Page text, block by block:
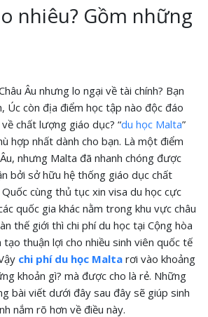
nhiêu? Gồm những
Âu nhưng lo ngại về tài chính? Bạn
Úc còn địa điểm học tập nào độc đáo
chất lượng giáo dục? “du học Malta”
hợp nhất dành cho bạn. Là một điểm
nhưng Malta đã nhanh chóng được
bởi sở hữu hệ thống giáo dục chất
cùng thủ tục xin visa du học cực
quốc gia khác nằm trong khu vực châu
thế giới thì chi phí du học tại Cộng hòa
thuận lợi cho nhiều sinh viên quốc tế
chi phí du học Malta rơi vào khoảng
khoản gì? mà được cho là rẻ. Những
bài viết dưới đây sau đây sẽ giúp sinh
nắm rõ hơn về điều này.